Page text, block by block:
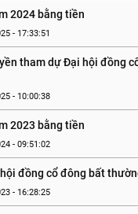
2024 bằng tiền
- 17:33:51
tham dự Đại hội đồng
- 10:00:38
2023 bằng tiền
- 09:51:02
đồng cổ đông bất
- 16:28:25